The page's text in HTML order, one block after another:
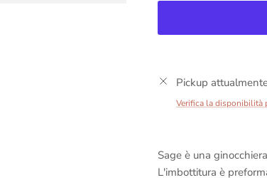
Pickup
Verifica la disponibilità
Sage è una
L'imbottitura è